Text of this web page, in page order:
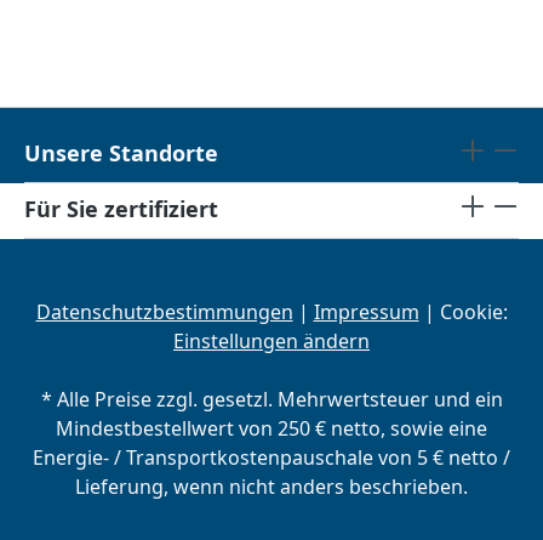
Unsere Standorte
Für Sie zertifiziert
Datenschutzbestimmungen | Impressum | Cookie:
Einstellungen ändern
* Alle Preise zzgl. gesetzl. Mehrwertsteuer und ein
Mindestbestellwert von 250 € netto, sowie eine
Energie- / Transportkostenpauschale von 5 € netto /
Lieferung, wenn nicht anders beschrieben.